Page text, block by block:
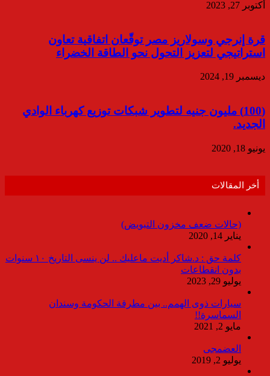
أكتوبر 27, 2023
قرة إنرجي وسولاريز مصر توقّعان اتفاقية تعاون
استراتيجي لتعزيز التحول نحو الطاقة الخضراء
ديسمبر 19, 2024
(100) مليون جنيه لتطوير شبكات توزيع كهرباء الوادي
الجديد.
يونيو 18, 2020
أخر المقالات
(حالات ضعف مخزون التبويض)
يناير 14, 2020
كلمة حق : د.شاكر أديت ماعليك .. لن ينسى التاريخ ١٠ سنوات
بدون انقطاعات
يوليو 29, 2023
سيارات ذوى الهمم.. بين مطرقة الحكومة وسندان
السماسرة!!
مايو 2, 2021
العضمجى
يوليو 2, 2019